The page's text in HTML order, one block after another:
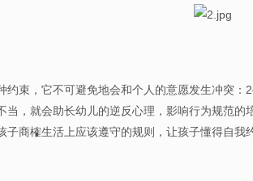
约束，它不可避免地会和个人的意愿发生冲突
当，就会助长幼儿的逆反心理，影响行为规
商榷生活上应该遵守的规则，让孩子懂得自